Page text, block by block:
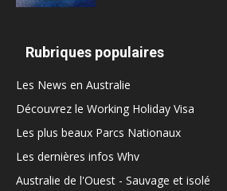
Rubriques populaires
Les News en Australie
Découvrez le Working Holiday Visa
Les plus beaux Parcs Nationaux
Les dernières infos Whv
Australie de l'Ouest - Sauvage et isolé